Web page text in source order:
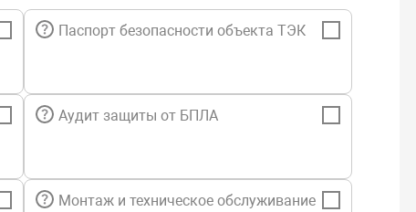
Паспорт безопасности объекта ТЭК
Аудит защиты от БПЛА
Монтаж и техническое обслуживание